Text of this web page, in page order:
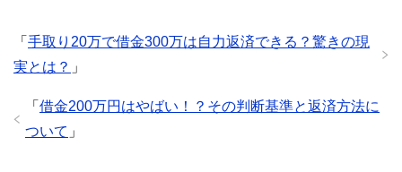
「 手取り20万で借金300万は自力返済できる？驚きの現
実とは？ 」
「 借金200万円はやばい！？その判断基準と返済方法に
ついて 」